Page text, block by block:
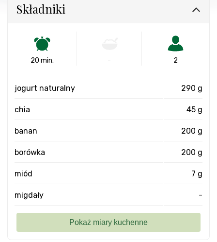
Składniki
20 min. 2
jogurt naturalny 290 g
chia 45 g
banan 200 g
borówka 200 g
miód 7 g
migdały -